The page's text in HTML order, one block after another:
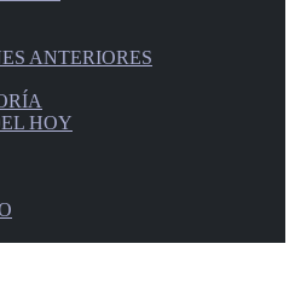
ANTERIORES
HOY